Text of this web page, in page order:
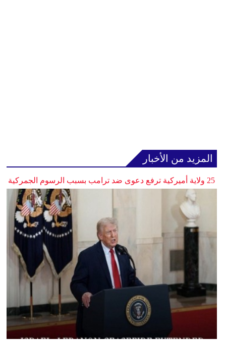
المزيد من الأخبار
25 ولاية أميركية ترفع دعوى ضد ترامب بسبب الرسوم الجمركية